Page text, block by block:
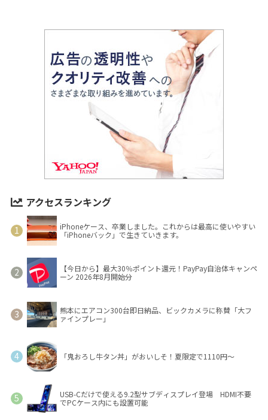
アクセスランキング
iPhoneケース、卒業しました。これからは最高に使いやすい
「iPhoneバック」で生きていきます。
【今日から】最大30％ポイント還元！PayPay自治体キャンペ
ーン 2026年8月開始分
熊本にエアコン300台即日納品、ビックカメラに称賛「大フ
ァインプレー」
「鬼おろし牛タン丼」がおいしそ！夏限定で1110円～
USB-Cだけで使える9.2型サブディスプレイ登場 HDMI不要
でPCケース内にも設置可能